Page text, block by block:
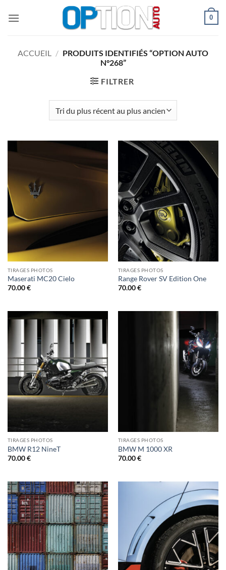
0
ACCUEIL / PRODUITS IDENTIFIÉS “OPTION AUTO
N°268”
FILTRER
TIRAGES PHOTOS
Maserati MC20 Cielo
70.00€
TIRAGES PHOTOS
Range Rover SV Edition One
70.00€
TIRAGES PHOTOS
BMW R12 NineT
70.00€
TIRAGES PHOTOS
BMW M 1000 XR
70.00€